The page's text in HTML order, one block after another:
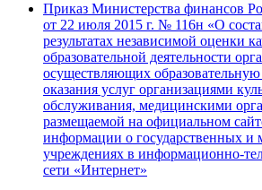
Приказ Министерства финансов
от 22 июля 2015 г. № 116н «О
результатах независимой оценки
образовательной деятельности
осуществляющих образовательную
оказания услуг организациями
обслуживания, медицинскими
размещаемой на официальном
информации о государственных
учреждениях в информационно-
сети «Интернет»